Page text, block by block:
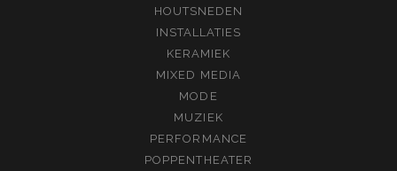
HOUTSNEDEN
INSTALLATIES
KERAMIEK
MIXED MEDIA
MODE
MUZIEK
PERFORMANCE
POPPENTHEATER